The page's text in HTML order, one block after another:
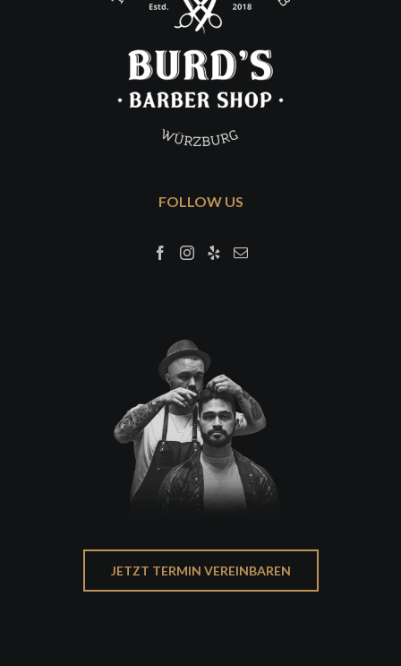
FOLLOW US
JETZT TERMIN VEREINBAREN